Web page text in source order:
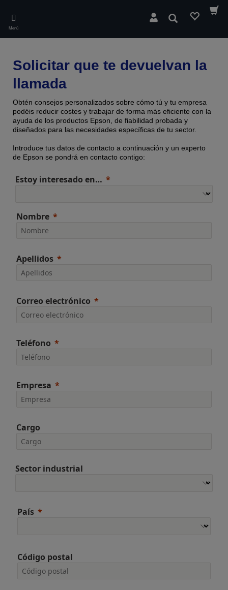
main
content
Menú
Buscar
Solicitar que te devuelvan la
llamada
Obtén consejos personalizados sobre cómo tú y tu empresa
podéis reducir costes y trabajar de forma más eficiente con la
ayuda de los productos Epson, de fiabilidad probada y
diseñados para las necesidades específicas de tu sector.
Introduce tus datos de contacto a continuación y un experto
de Epson se pondrá en contacto contigo:
Estoy interesado en…
Nombre
Apellidos
Correo electrónico
Teléfono
Empresa
Cargo
Sector industrial
País
Código postal